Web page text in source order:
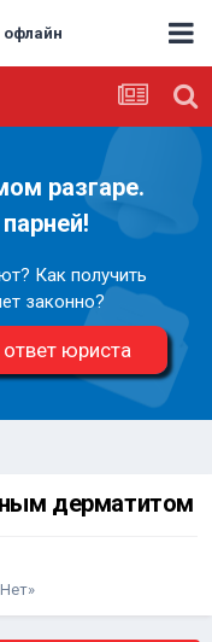
офлайн
разгаре.
Как получить
законно?
ответ юриста
дерматитом